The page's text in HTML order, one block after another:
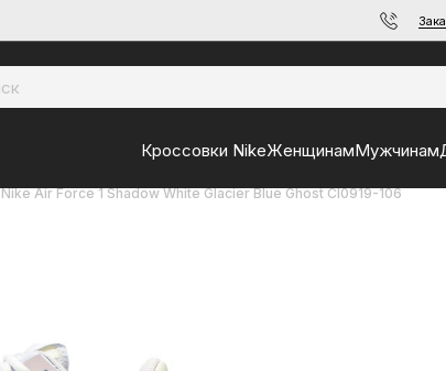
Кроссовки NikeЖенщинамМужчинам
Nike Air Force 1 Shadow White Glacier Blue Ghost CI0919-106